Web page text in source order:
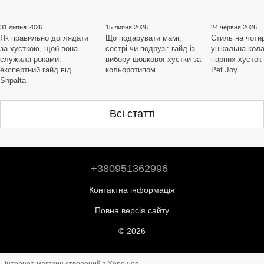
31 липня 2026
Як правильно доглядати
за хусткою, щоб вона
служила роками:
експертний гайд від
Shpalta
15 липня 2026
Що подарувати мамі,
сестрі чи подрузі: гайд із
вибору шовкової хустки за
кольоротипом
24 червня 2026
Стиль на
унікальна
парних
Pet Joy
Всі статті
+380951362996
Контактна інформація
Повна версія сайту
© 2026